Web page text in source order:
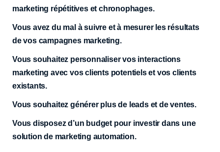
marketing répétitives et chronophages.
Vous avez du mal à suivre et à mesurer les résultats
de vos campagnes marketing.
Vous souhaitez personnaliser vos interactions
marketing avec vos clients potentiels et vos clients
existants.
Vous souhaitez générer plus de leads et de ventes.
Vous disposez d’un budget pour investir dans une
solution de marketing automation.